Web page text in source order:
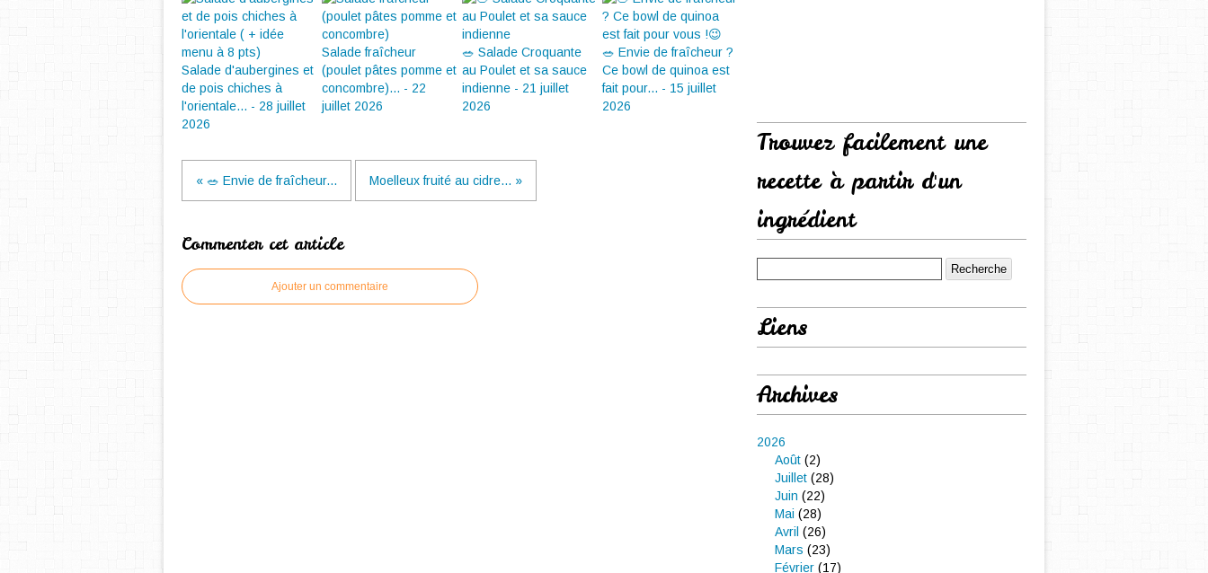
Salade d'aubergines et
de pois chiches à
l'orientale... - 28 juillet
2026
Salade fraîcheur
(poulet pâtes pomme et
concombre)... - 22
juillet 2026
🥗 Salade Croquante
au Poulet et sa sauce
indienne - 21 juillet
2026
🥗 Envie de fraîcheur ?
Ce bowl de quinoa est
fait pour... - 15 juillet
2026
« 🥗 Envie de fraîcheur... Moelleux fruité au cidre... »
Commenter cet article
Ajouter un commentaire
Trouvez facilement une
recette à partir d'un
ingrédient
Liens
Archives
2026
Août (2)
Juillet (28)
Juin (22)
Mai (28)
Avril (26)
Mars (23)
Février (17)